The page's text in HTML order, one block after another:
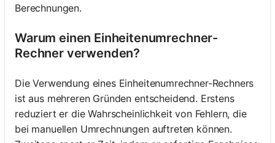
Berechnungen.
Warum einen Einheitenumrechner-
Rechner verwenden?
Die Verwendung eines Einheitenumrechner-Rechners
ist aus mehreren Gründen entscheidend. Erstens
reduziert er die Wahrscheinlichkeit von Fehlern, die
bei manuellen Umrechnungen auftreten können.